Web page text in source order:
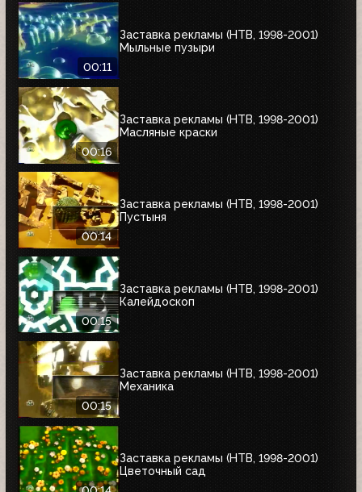
00:11
Заставка рекламы (НТВ, 1998-2001)
Мыльные пузыри
00:16
Заставка рекламы (НТВ, 1998-2001)
Масляные краски
00:14
Заставка рекламы (НТВ, 1998-2001)
Пустыня
00:15
Заставка рекламы (НТВ, 1998-2001)
Калейдоскоп
00:15
Заставка рекламы (НТВ, 1998-2001)
Механика
Заставка рекламы (НТВ, 1998-2001)
Цветочный сад